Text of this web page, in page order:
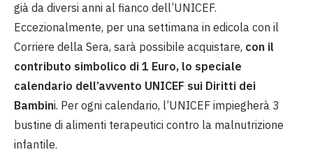
già da diversi anni al fianco dell’UNICEF.
Eccezionalmente, per una settimana in edicola con il
Corriere della Sera, sarà possibile acquistare, con il
contributo simbolico di 1 Euro, lo speciale
calendario dell’avvento UNICEF sui Diritti dei
Bambini. Per ogni calendario, l’UNICEF impiegherà 3
bustine di alimenti terapeutici contro la malnutrizione
infantile.